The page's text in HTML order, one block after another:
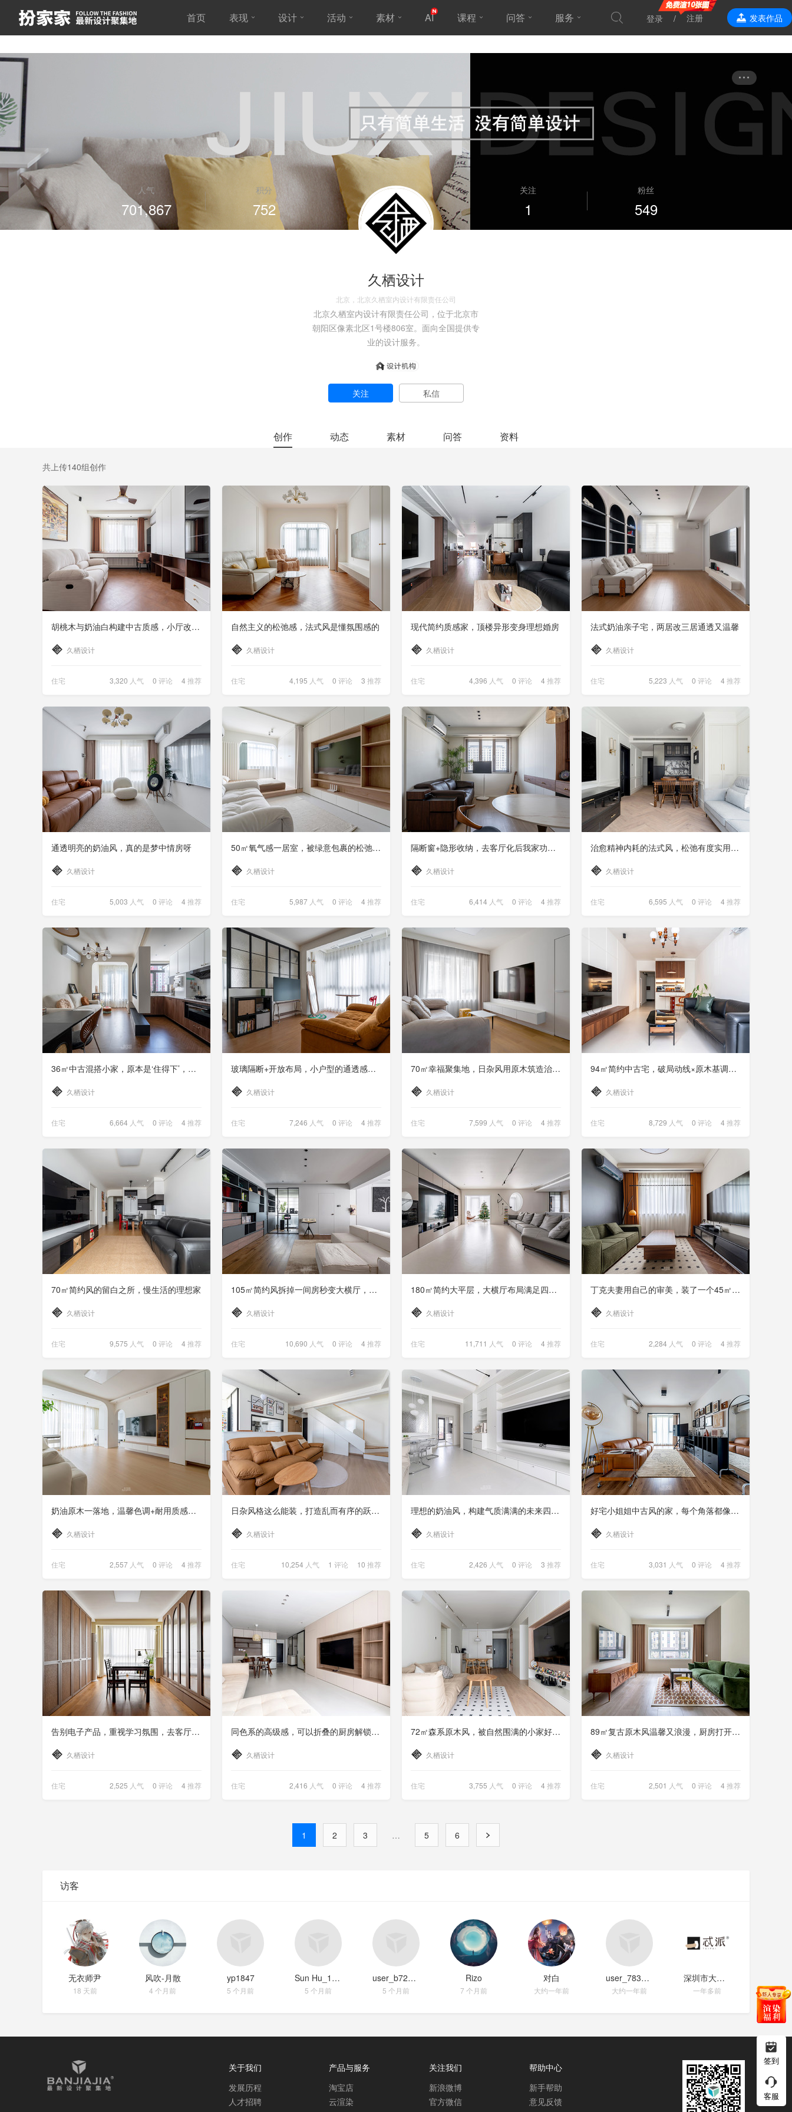
首页 表现 设计 活动 素材 AI 课程 问答 服务
效果表现
登录 注册 发表作品
人气
701,867
积分
752
关注
1
粉丝
549
久栖设计
北京，北京久栖室内设计有限责任公司
北京久栖室内设计有限责任公司，位于北京市
朝阳区像素北区1号楼806室。面向全国提供专
业的设计服务。
关注 私信
创作 动态 素材 问答 资料
共上传140组创作
胡桃木与奶油白构建中古质感，小厅改造也有大用途
久栖设计
住宅 3,320 人气 0 评论 4 推荐
自然主义的松弛感，法式风是懂氛围感的
久栖设计
住宅 4,195 人气 0 评论 3 推荐
现代简约质感家，顶楼异形变身理想婚房
久栖设计
住宅 4,396 人气 0 评论 4 推荐
法式奶油亲子宅，两居改三居通透又温馨
久栖设计
住宅 5,223 人气 0 评论 4 推荐
通透明亮的奶油风，真的是梦中情房呀
久栖设计
住宅 5,003 人气 0 评论 4 推荐
50㎡氧气感一居室，被绿意包裹的松弛小家
久栖设计
住宅 5,987 人气 0 评论 4 推荐
隔断窗+隐形收纳，去客厅化后我家功能多了3倍
久栖设计
住宅 6,414 人气 0 评论 4 推荐
治愈精神内耗的法式风，松弛有度实用性拉满
久栖设计
住宅 6,595 人气 0 评论 4 推荐
36㎡中古混搭小家，原本是‘住得下’，现在是‘住得爽’
久栖设计
住宅 6,664 人气 0 评论 4 推荐
玻璃隔断+开放布局，小户型的通透感轻松拿捏
久栖设计
住宅 7,246 人气 0 评论 4 推荐
70㎡幸福聚集地，日杂风用原木筑造治愈小宅
久栖设计
住宅 7,599 人气 0 评论 4 推荐
94㎡简约中古宅，破局动线×原木基调，重塑多功能空间
久栖设计
住宅 8,729 人气 0 评论 4 推荐
70㎡简约风的留白之所，慢生活的理想家
久栖设计
住宅 9,575 人气 0 评论 4 推荐
105㎡简约风拆掉一间房秒变大横厅，三口之家玩转通透格局
久栖设计
住宅 10,690 人气 0 评论 4 推荐
180㎡简约大平层，大横厅布局满足四口人的全部幻想
久栖设计
住宅 11,711 人气 0 评论 4 推荐
丁克夫妻用自己的审美，装了一个45㎡复古小家
久栖设计
住宅 2,284 人气 0 评论 4 推荐
奶油原木一落地，温馨色调+耐用质感，放大30㎡的效果就有了~
久栖设计
住宅 2,557 人气 0 评论 4 推荐
日杂风格这么能装，打造乱而有序的跃层住宅
久栖设计
住宅 10,254 人气 1 评论 10 推荐
理想的奶油风，构建气质满满的未来四口之家
久栖设计
住宅 2,426 人气 0 评论 3 推荐
好宅小姐姐中古风的家，每个角落都像是电影里的片段
久栖设计
住宅 3,031 人气 0 评论 4 推荐
告别电子产品，重视学习氛围，去客厅化的家太香了
久栖设计
住宅 2,525 人气 0 评论 4 推荐
同色系的高级感，可以折叠的厨房解锁光影流动
久栖设计
住宅 2,416 人气 0 评论 4 推荐
72㎡森系原木风，被自然围满的小家好清爽
久栖设计
住宅 3,755 人气 0 评论 4 推荐
89㎡复古原木风温馨又浪漫，厨房打开秒变社交领域
久栖设计
住宅 2,501 人气 0 评论 4 推荐
1 2 3 … 5 6
访客
无衣师尹
18 天前
风吹-月散
4 个月前
yp1847
5 个月前
Sun Hu_1987
5 个月前
user_b728a7b0
5 个月前
Rizo
7 个月前
对白
大约一年前
user_78340313
大约一年前
深圳市大作艺术有限公司
一年多前
关于我们
发展历程
人才招聘
产品与服务
淘宝店
云渲染
关注我们
新浪微博
官方微信
帮助中心
新手帮助
意见反馈
签到
客服